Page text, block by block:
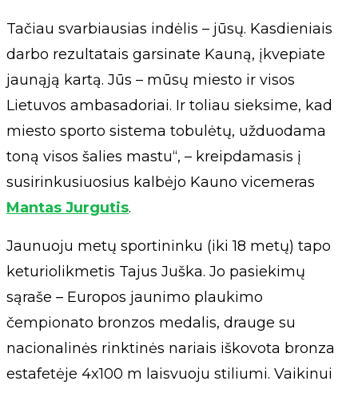
Tačiau svarbiausias indėlis – jūsų. Kasdieniais
darbo rezultatais garsinate Kauną, įkvepiate
jaunąją kartą. Jūs – mūsų miesto ir visos
Lietuvos ambasadoriai. Ir toliau sieksime, kad
miesto sporto sistema tobulėtų, užduodama
toną visos šalies mastu“, – kreipdamasis į
susirinkusiuosius kalbėjo Kauno vicemeras
Mantas Jurgutis.
Jaunuoju metų sportininku (iki 18 metų) tapo
keturiolikmetis Tajus Juška. Jo pasiekimų
sąraše – Europos jaunimo plaukimo
čempionato bronzos medalis, drauge su
nacionalinės rinktinės nariais iškovota bronza
estafetėje 4x100 m laisvuoju stiliumi. Vaikinui